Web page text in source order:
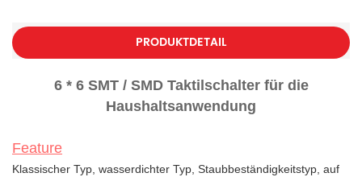
PRODUKTDETAIL
6 * 6 SMT / SMD Taktilschalter für die
Haushaltsanwendung
Feature
Klassischer Typ, wasserdichter Typ, Staubbeständigkeitstyp, auf